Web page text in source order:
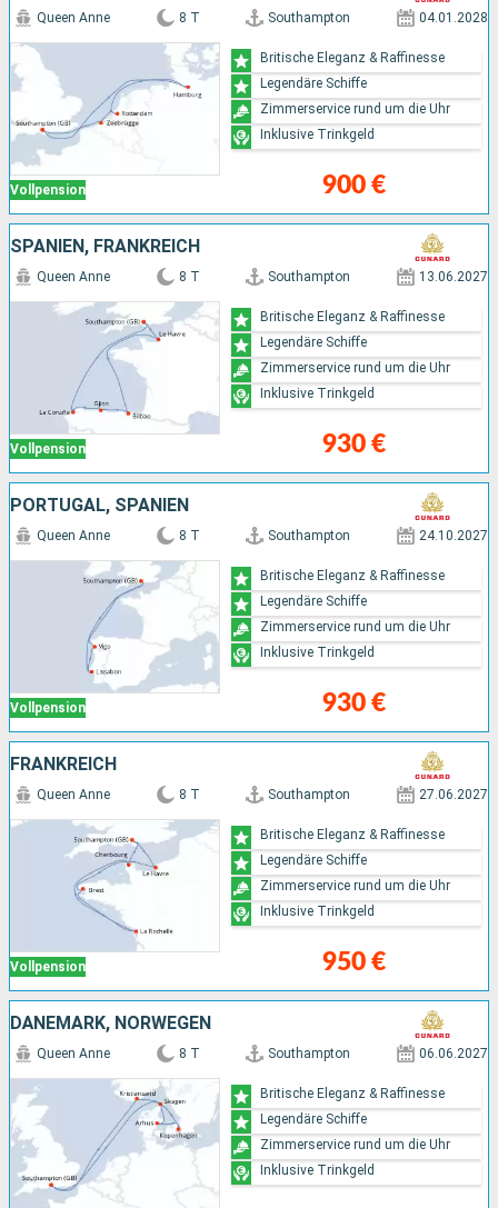
Vollpension
Queen Anne 8 T Southampton 04.01.2028
900 €
Britische Eleganz & Raffinesse
Legendäre Schiffe
Zimmerservice rund um die Uhr
Inklusive Trinkgeld
SPANIEN, FRANKREICH
Vollpension
Queen Anne 8 T Southampton 13.06.2027
930 €
Britische Eleganz & Raffinesse
Legendäre Schiffe
Zimmerservice rund um die Uhr
Inklusive Trinkgeld
PORTUGAL, SPANIEN
Vollpension
Queen Anne 8 T Southampton 24.10.2027
930 €
Britische Eleganz & Raffinesse
Legendäre Schiffe
Zimmerservice rund um die Uhr
Inklusive Trinkgeld
FRANKREICH
Vollpension
Queen Anne 8 T Southampton 27.06.2027
950 €
Britische Eleganz & Raffinesse
Legendäre Schiffe
Zimmerservice rund um die Uhr
Inklusive Trinkgeld
DÄNEMARK, NORWEGEN
Queen Anne 8 T Southampton 06.06.2027
Britische Eleganz & Raffinesse
Legendäre Schiffe
Zimmerservice rund um die Uhr
Inklusive Trinkgeld